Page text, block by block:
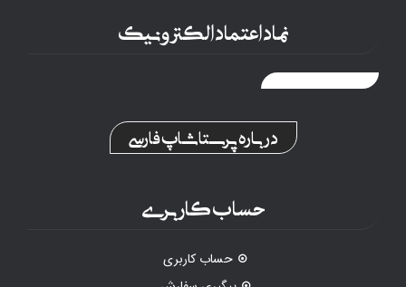
نماد اعتماد الکترونیک
درباره پرستاشاپ فارسی
حساب کاربری
حساب کاربری